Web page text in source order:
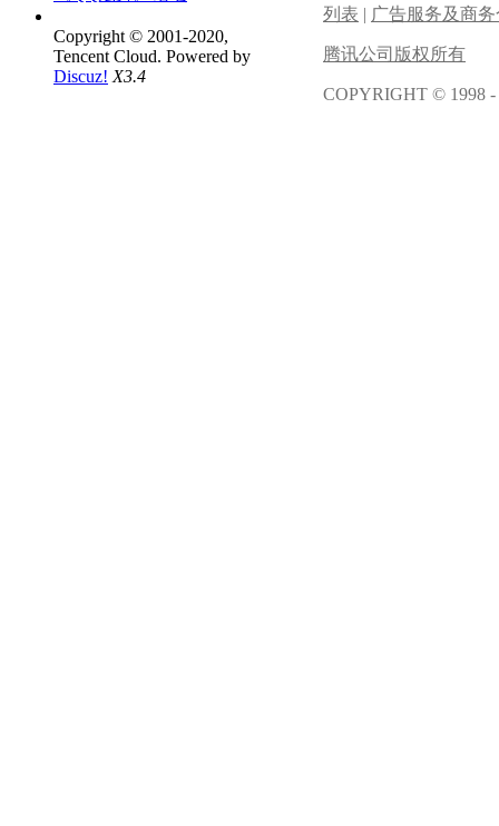
列表 | 广告服务及商
腾讯公司版权所有
COPYRIGHT © 1998
Copyright © 2001-2020,
Tencent Cloud. Powered by
Discuz! X3.4